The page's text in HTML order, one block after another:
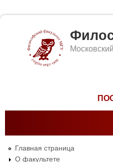
Главная страница
О факультете